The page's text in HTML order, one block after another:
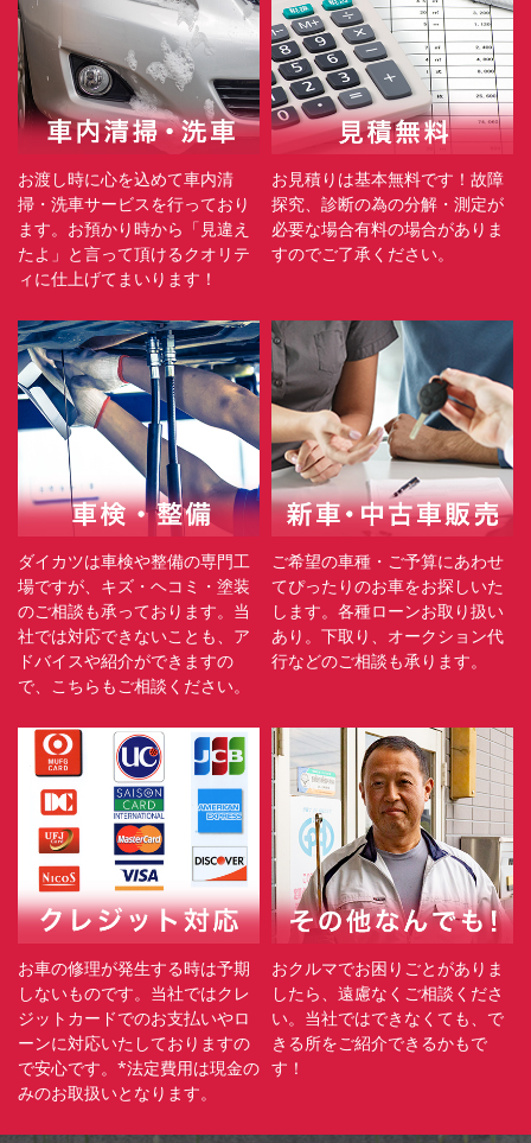
お渡し時に心を込めて車内清
掃・洗車サービスを行っており
ます。お預かり時から「見違え
たよ」と言って頂けるクオリテ
ィに仕上げてまいります！
お見積りは基本無料です！故障
探究、診断の為の分解・測定が
必要な場合有料の場合がありま
すのでご了承ください。
ダイカツは車検や整備の専門工
場ですが、キズ・ヘコミ・塗装
のご相談も承っております。当
社では対応できないことも、ア
ドバイスや紹介ができますの
で、こちらもご相談ください。
ご希望の車種・ご予算にあわせ
てぴったりのお車をお探しいた
します。各種ローンお取り扱い
あり。下取り、オークション代
行などのご相談も承ります。
お車の修理が発生する時は予期
しないものです。当社ではクレ
ジットカードでのお支払いやロ
ーンに対応いたしておりますの
で安心です。*法定費用は現金の
みのお取扱いとなります。
おクルマでお困りごとがありま
したら、遠慮なくご相談くださ
い。当社ではできなくても、で
きる所をご紹介できるかもで
す！